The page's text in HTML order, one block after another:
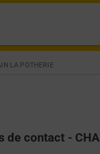
LA POTHERIE
contact -